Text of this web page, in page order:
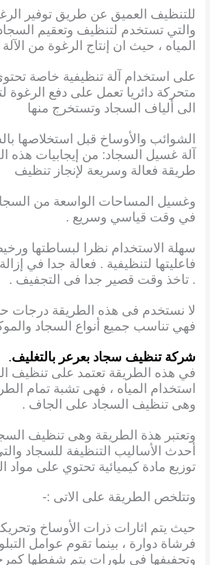
للتنظيف العميق عن طريق توفير
والتي تستخدم لتنظيف وتعقيم
المياه ، حيث ان إنتاج الرغوة من
على استخدام آلة تنظيفية خاصة
متحركة دائريا تعمل على دفع الرغوة
الى ألياف السجاد وتستخرج منها
الشوائب والأوساخ قبل استخلاصها
آلة غسيل السجاد: من إيجابيات هذه
طريقة فعالة وسريعة لإنجاز تنظيف
وغسيل المساحات الواسعة من
في وقت قياسي وسريع .
سهلة الاستخدام نظرا لبساطتها
فاعليتها لتنظيفية . فعالة جدا في
. تاخذ وقت قصير جدا فى التجفيف .
لا نستخدم فى هذه الطريقة درجات
فهي تناسب جميع أنواع السجاد
شركة تنظيف سجاد بعرعر بالتغليف.
في هذه الطريقة تعتمد على تنظيف
استخدام المياه ، فهى تشبة تمام
وهى تنظيف السجاد على الجاف .
وتعتبر هذة الطريقة وهى تنظيف
أحدث الأساليب التنظيفة للسجاد
توزيع مادة كيميائية تحتوي على مواد
وتتلخص الطريقة على الاتى :-
حيث يتم اثارات ذرات الأوساخ
فرشاة دوارة ، بينما تقوم عوامل
وتجفيفها في بلورات يتم شفطها